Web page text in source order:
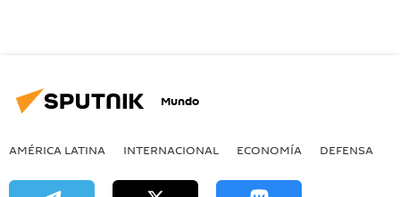
Mundo
AMÉRICA LATINA INTERNACIONAL ECONOMÍA DEFENSA